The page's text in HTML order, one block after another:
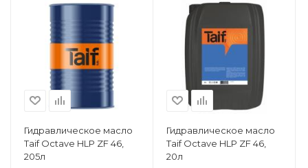
Гидравлическое масло
Taif Octave HLP ZF 46,
205л
Гидравлическое масло
Taif Octave HLP ZF 46,
20л